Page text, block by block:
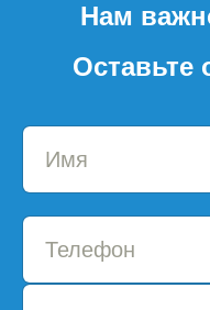
Нам
Оставьте